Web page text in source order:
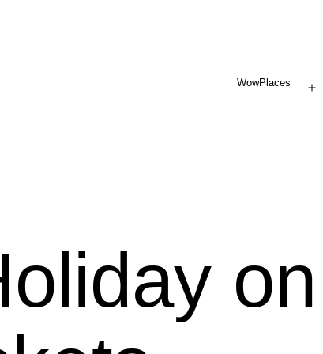
WowPlaces